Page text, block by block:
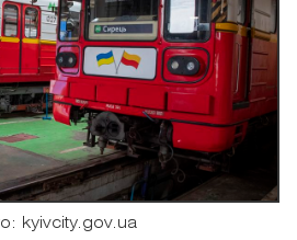
kyivcity.gov.ua